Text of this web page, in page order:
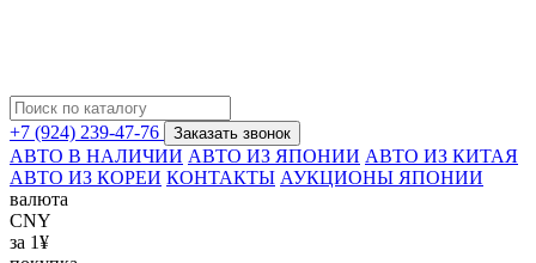
+7 (924) 239-47-76 Заказать звонок
АВТО В НАЛИЧИИ АВТО ИЗ ЯПОНИИ АВТО ИЗ КИТАЯ
АВТО ИЗ КОРЕИ КОНТАКТЫ АУКЦИОНЫ ЯПОНИИ
валюта
CNY
за 1¥